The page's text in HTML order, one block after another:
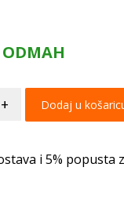
+ Dodaj u
i 5% popusta